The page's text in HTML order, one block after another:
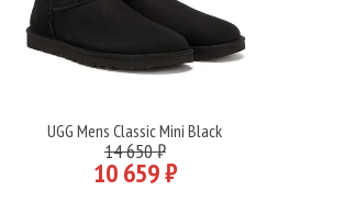
Подробнее
UGG Mens Classic Mini Black
14 650 ₽
10 659 ₽